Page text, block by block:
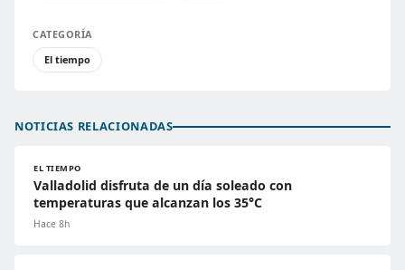
CATEGORÍA
El tiempo
NOTICIAS RELACIONADAS
EL TIEMPO
Valladolid disfruta de un día soleado con
temperaturas que alcanzan los 35°C
Hace 8h